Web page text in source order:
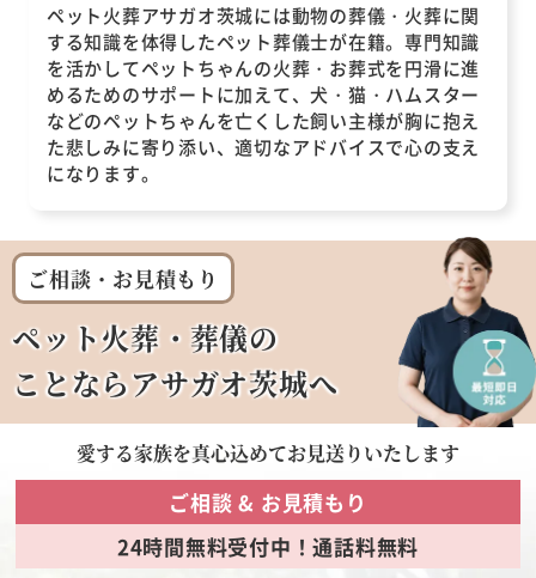
ペット火葬アサガオ茨城には動物の葬儀・火葬に関
する知識を体得したペット葬儀士が在籍。専門知識
を活かしてペットちゃんの火葬・お葬式を円滑に進
めるためのサポートに加えて、犬・猫・ハムスター
などのペットちゃんを亡くした飼い主様が胸に抱え
た悲しみに寄り添い、適切なアドバイスで心の支え
になります。
ご相談・お見積もり
ペット火葬・葬儀の
ことならアサガオ茨城へ
愛する家族を真心込めてお見送りいたします
ご相談 & お見積もり
24時間無料受付中！通話料無料